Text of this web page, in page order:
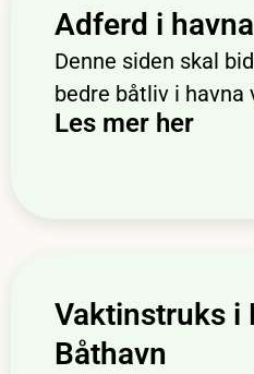
Adferd i havna
Denne siden skal
bedre båtliv i havna
Les mer her
Vaktinstruks i
Båthavn